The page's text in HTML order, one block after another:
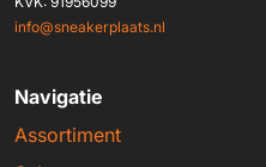
info@sneakerplaats.nl
Navigatie
Assortiment